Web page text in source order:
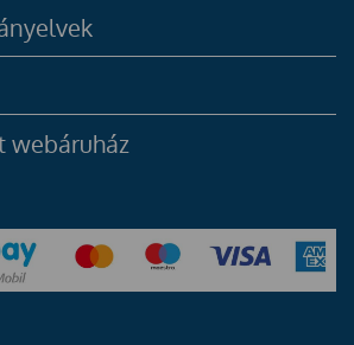
webáruház